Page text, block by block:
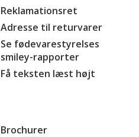
Reklamationsret
Adresse til returvarer
Se fødevarestyrelses
smiley-rapporter
Få teksten læst højt
Brochurer